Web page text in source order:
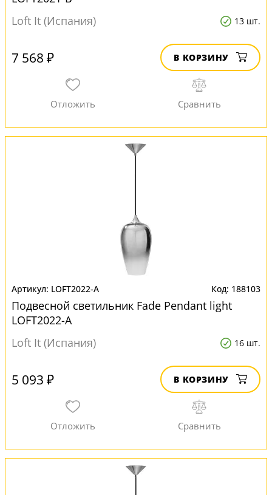
Loft It (Испания)
13 шт.
7 568 ₽ В КОРЗИНУ
LOFT2022-A 188103
Подвесной светильник Fade Pendant light
LOFT2022-A
Loft It (Испания)
16 шт.
5 093 ₽ В КОРЗИНУ